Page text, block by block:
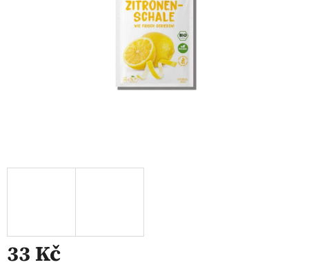
33 Kč